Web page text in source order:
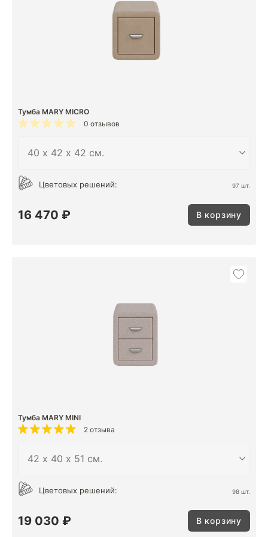
Тумба MARY MICRO
0 отзывов
Цветовых решений: 97 шт.
16 470 ₽ В корзину
Тумба MARY MINI
2 отзыва
Цветовых решений: 98 шт.
19 030 ₽ В корзину